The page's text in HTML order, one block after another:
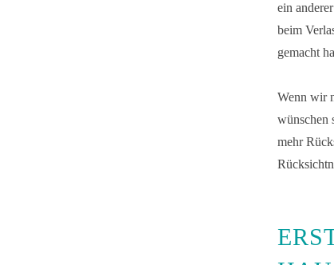
ein
beim
gemacht
Wenn wir
wünschen
mehr